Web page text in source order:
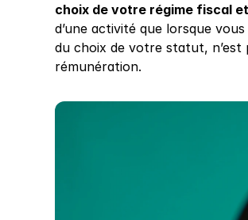
choix de votre régime fiscal
d’une activité que lorsque
du choix de votre statut,
rémunération.